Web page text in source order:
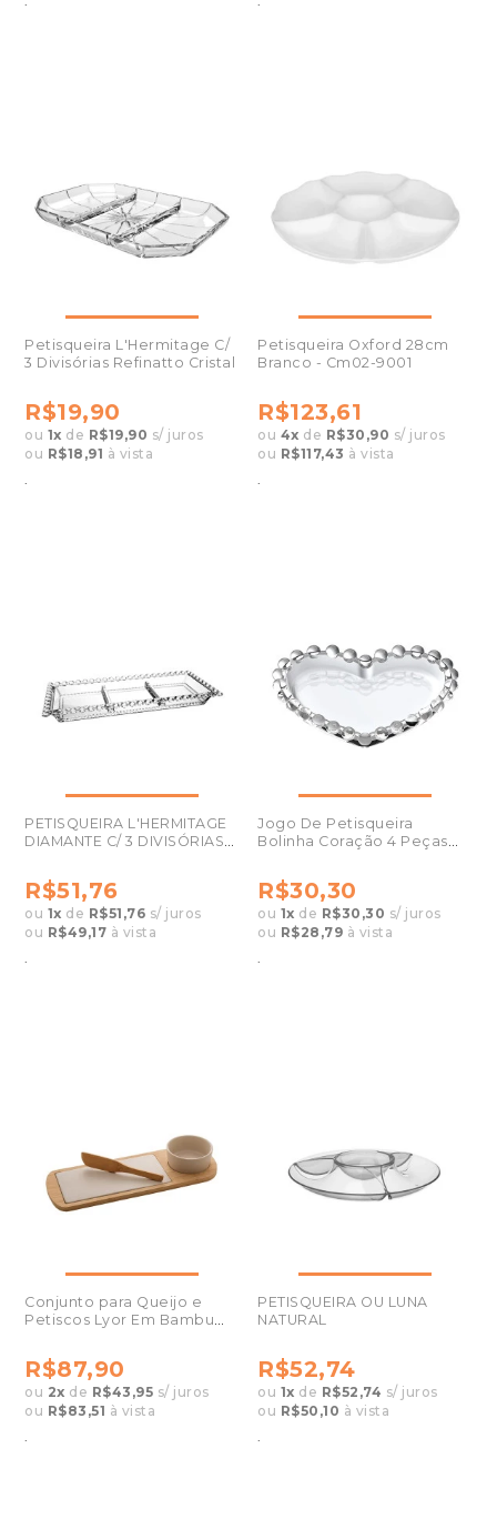
Petisqueira L'Hermitage C/
3 Divisórias Refinatto Cristal
R$19,90
ou 1x de R$19,90 s/ juros
ou R$18,91 à vista
.
Petisqueira Oxford 28cm
Branco - Cm02-9001
R$123,61
ou 4x de R$30,90 s/ juros
ou R$117,43 à vista
.
PETISQUEIRA L'HERMITAGE
DIAMANTE C/ 3 DIVISÓRIAS
R$51,76
ou 1x de R$51,76 s/ juros
ou R$49,17 à vista
.
Jogo De Petisqueira
Bolinha Coração 4 Peças
R$30,30
ou 1x de R$30,30 s/ juros
ou R$28,79 à vista
.
Conjunto para Queijo e
Petiscos Lyor Em Bambu
R$87,90
ou 2x de R$43,95 s/ juros
ou R$83,51 à vista
.
PETISQUEIRA OU LUNA
NATURAL
R$52,74
ou 1x de R$52,74 s/ juros
ou R$50,10 à vista
.